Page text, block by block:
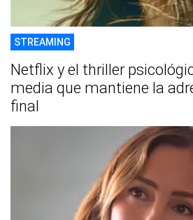
STREAMING
Netflix y el thriller
media que mantiene la
final